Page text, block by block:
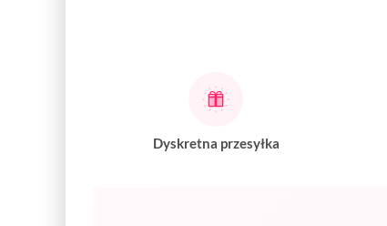
Dyskretna przesyłka